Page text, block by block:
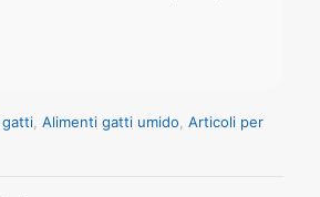
gatti Alimenti gatti umido Articoli per